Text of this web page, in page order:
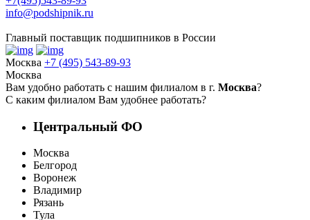
info@podshipnik.ru
Главный поставщик подшипников в России
Москва +7 (495) 543-89-93
Москва
Вам удобно работать с нашим филиалом в г. Москва?
С каким филиалом Вам удобнее работать?
Центральный ФО
Москва
Белгород
Воронеж
Владимир
Рязань
Тула